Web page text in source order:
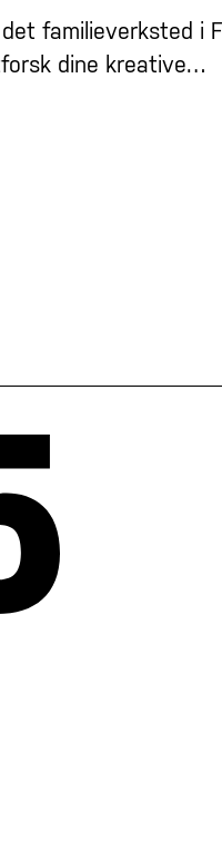
familieverksted i F
dine kreative…